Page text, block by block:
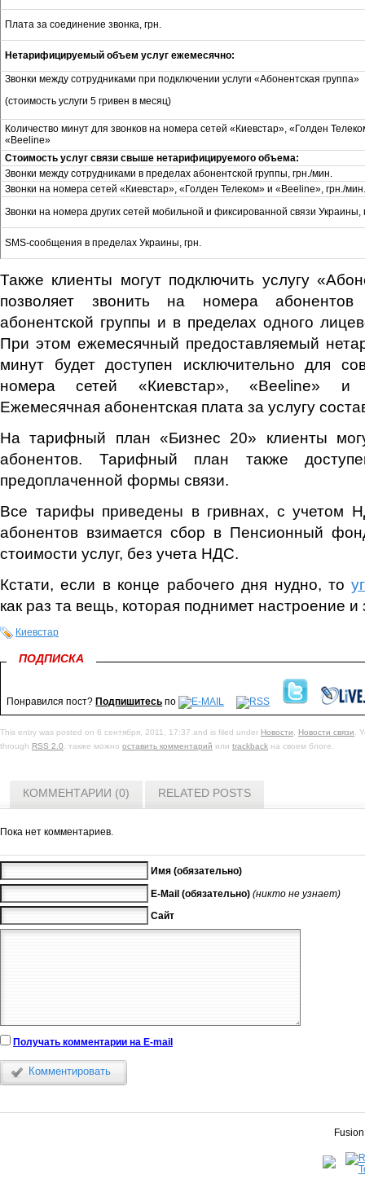
Плата за соединение звонка, грн.
Нетарифицируемый объем услуг ежемесячно:
Звонки между сотрудниками при подключении услуги «Абонентская группа»
(стоимость услуги 5 гривен в месяц)
Количество минут для звонков на номера сетей «Киевстар», «Голден
«Beeline»
Стоимость услуг связи свыше нетарифицируемого объема:
Звонки между сотрудниками в пределах абонентской группы, грн./мин.
Звонки на номера сетей «Киевстар», «Голден Телеком» и «Beeline», грн./мин.
Звонки на номера других сетей мобильной и фиксированной связи Украины,
SMS-сообщения в пределах Украины, грн.
Также клиенты могут подключить услугу
позволяет звонить на номера
абонентской группы и в пределах одного
При этом ежемесячный предоставляемый
минут будет доступен исключительно для
номера сетей «Киевстар», «Beeline» и
Ежемесячная абонентская плата за услугу
На тарифный план «Бизнес 20» клиенты
абонентов. Тарифный план также
предоплаченной формы связи.
Все тарифы приведены в гривнах, с учетом
абонентов взимается сбор в Пенсионный
стоимости услуг, без учета НДС.
Кстати, если в конце рабочего дня нудно, то
как раз та вещь, которая поднимет настроение и
Киевстар
ПОДПИСКА
Понравился пост? Подпишитесь по
This entry was posted on 6 сентября, 2011, 17:37 and is filed under Новости, Новости связи.
through RSS 2.0. также можно оставить комментарий или trackback на своем блоге.
КОММЕНТАРИИ (0) RELATED POSTS
Пока нет комментариев.
Имя (обязательно)
E-Mail (обязательно) (никто не узнает)
Сайт
Получать комментарии на E-mail
Комментировать